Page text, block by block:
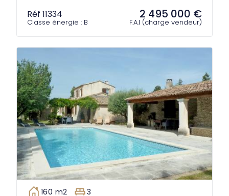
Réf 11334
Classe énergie : B
2 495 000 €
F.A.I (charge vendeur)
160 m2 3